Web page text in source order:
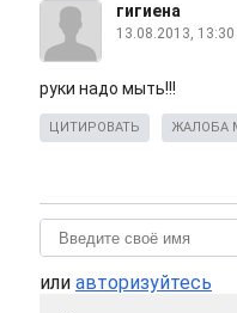
гигиена
13.08.2013, 13:30
руки надо мыть!!!
ЦИТИРОВАТЬ ЖАЛОБА
или авторизуйтесь